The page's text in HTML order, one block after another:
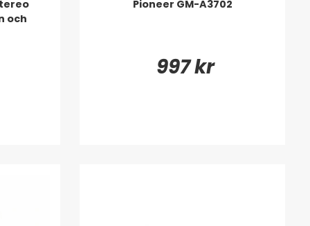
och
Pioneer GM-A3702
997 kr